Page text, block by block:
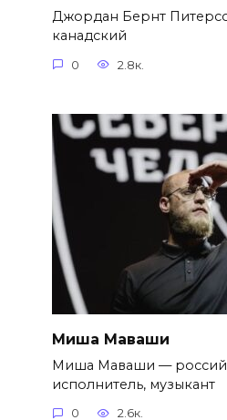
Джордан Бернт
канадский
0 2.8к.
Миша Маваши
Миша Маваши —
исполнитель, музыкант
0 2.6к.